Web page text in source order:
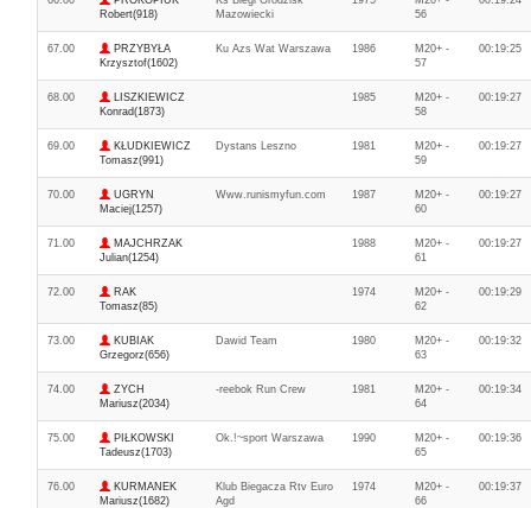
Robert(918)
Mazowiecki
56
67.00
PRZYBYŁA
Krzysztof(1602)
Ku Azs Wat Warszawa 1986
M20+ -
57
00:19:25
68.00
LISZKIEWICZ
Konrad(1873)
1985
M20+ -
58
00:19:27
69.00
KŁUDKIEWICZ
Tomasz(991)
Dystans Leszno 1981
M20+ -
59
00:19:27
70.00
UGRYN
Maciej(1257)
Www.runismyfun.com 1987
M20+ -
60
00:19:27
71.00
MAJCHRZAK
Julian(1254)
1988
M20+ -
61
00:19:27
72.00
RAK
Tomasz(85)
1974
M20+ -
62
00:19:29
73.00
KUBIAK
Grzegorz(656)
Dawid Team 1980
M20+ -
63
00:19:32
74.00
ZYCH
Mariusz(2034)
-reebok Run Crew 1981
M20+ -
64
00:19:34
75.00
PIŁKOWSKI
Tadeusz(1703)
Ok.!~sport Warszawa 1990
M20+ -
65
00:19:36
76.00
KURMANEK
Mariusz(1682)
Klub Biegacza Rtv Euro
Agd
1974
M20+ -
66
00:19:37